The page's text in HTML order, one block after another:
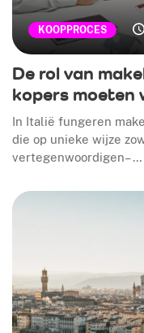
KOOPPROCES
De rol van
kopers moeten
In Italië fungeren
die op unieke wijze
vertegenwoordigen– …